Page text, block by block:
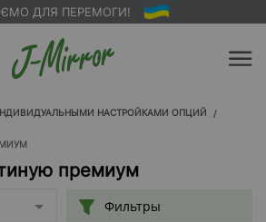
ДЛЯ ПЕРЕМОГИ!
Вход |
НАСТРОЙКАМИ ОПЦИЙ
премиум
Фильтры